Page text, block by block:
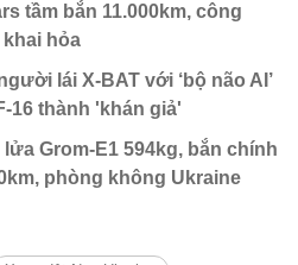
tầm bắn 11.000km, công
khai hỏa
lái X-BAT với ‘bộ não AI’
16 thành 'khán giả'
Grom-E1 594kg, bắn chính
phòng không Ukraine